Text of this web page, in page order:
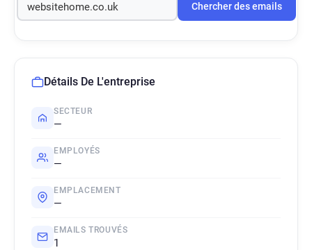
Chercher des emails
Détails De L'entreprise
SECTEUR
—
EMPLOYÉS
—
EMPLACEMENT
—
EMAILS TROUVÉS
1